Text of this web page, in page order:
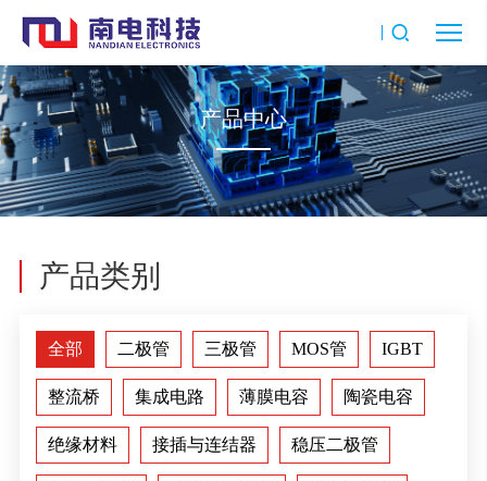
产品中心
产品类别
全部 二极管 三极管 MOS管 IGBT
整流桥 集成电路 薄膜电容 陶瓷电容
绝缘材料 接插与连结器 稳压二极管